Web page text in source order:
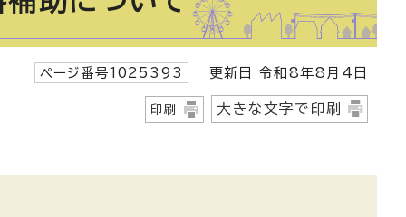
ページ番号1025393 更新日 令和8年8月4日
印刷 大きな文字で印刷